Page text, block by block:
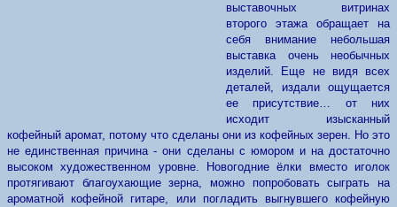
выставочных витринах
второго этажа обращает на
себя внимание небольшая
выставка очень необычных
изделий. Еще не видя всех
деталей, издали ощущается
ее присутствие… от них
исходит изысканный
кофейный аромат, потому что сделаны они из кофейных зерен. Но это
не единственная причина - они сделаны с юмором и на достаточно
высоком художественном уровне. Новогодние ёлки вместо иголок
протягивают благоухающие зерна, можно попробовать сыграть на
ароматной кофейной гитаре, или погладить выгнувшего кофейную